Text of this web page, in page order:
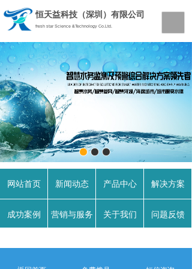
恒天益科技（深圳）有限公司
fresh star Science &Technology Co.Ltd.
网站首页 新闻动态 产品中心 解决方案
成功案例 营销与服务 关于我们 问题反馈
解决方案
SOLUTION